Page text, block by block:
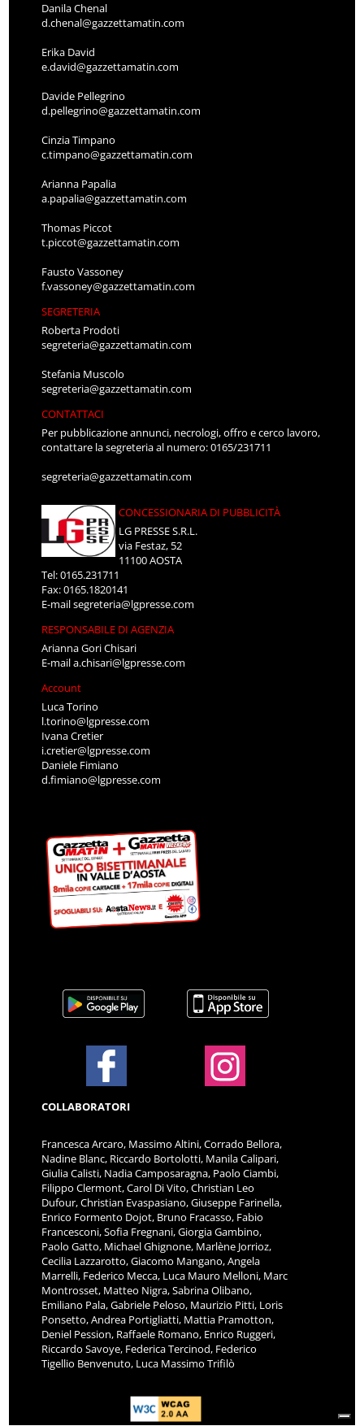
Danila Chenal
d.chenal@gazzettamatin.com
Erika David
e.david@gazzettamatin.com
Davide Pellegrino
d.pellegrino@gazzettamatin.com
Cinzia Timpano
c.timpano@gazzettamatin.com
Arianna Papalia
a.papalia@gazzettamatin.com
Thomas Piccot
t.piccot@gazzettamatin.com
Fausto Vassoney
f.vassoney@gazzettamatin.com
SEGRETERIA
Roberta Prodoti
segreteria@gazzettamatin.com
Stefania Muscolo
segreteria@gazzettamatin.com
CONTATTACI
Per pubblicazione annunci, necrologi, offro e cerco lavoro,
contattare la segreteria al numero: 0165/231711
segreteria@gazzettamatin.com
CONCESSIONARIA DI PUBBLICITÀ
LG PRESSE S.R.L.
via Festaz, 52
11100 AOSTA
Tel: 0165.231711
Fax: 0165.1820141
E-mailsegreteria@lgpresse.com
RESPONSABILE DI AGENZIA
Arianna Gori Chisari
E-maila.chisari@lgpresse.com
Account
Luca Torino
l.torino@lgpresse.com
Ivana Cretier
i.cretier@lgpresse.com
Daniele Fimiano
d.fimiano@lgpresse.com
COLLABORATORI
Francesca Arcaro, Massimo Altini, Corrado Bellora,
Nadine Blanc, Riccardo Bortolotti, Manila Calipari,
Giulia Calisti, Nadia Camposaragna, Paolo Ciambi,
Filippo Clermont, Carol Di Vito, Christian Leo
Dufour, Christian Evaspasiano, Giuseppe Farinella,
Enrico Formento Dojot, Bruno Fracasso, Fabio
Francesconi, Sofia Fregnani, Giorgia Gambino,
Paolo Gatto, Michael Ghignone, Marlène Jorrioz,
Cecilia Lazzarotto, Giacomo Mangano, Angela
Marrelli, Federico Mecca, Luca Mauro Melloni, Marc
Montrosset, Matteo Nigra, Sabrina Olibano,
Emiliano Pala, Gabriele Peloso, Maurizio Pitti, Loris
Ponsetto, Andrea Portigliatti, Mattia Pramotton,
Deniel Pession, Raffaele Romano, Enrico Ruggeri,
Riccardo Savoye, Federica Tercinod, Federico
Tigellio Benvenuto, Luca Massimo Trifilò